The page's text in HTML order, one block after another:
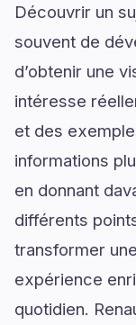
Découvrir un
souvent de
d’obtenir une
intéresse
et des
informations
en donnant
différents
transformer
expérience
quotidien.